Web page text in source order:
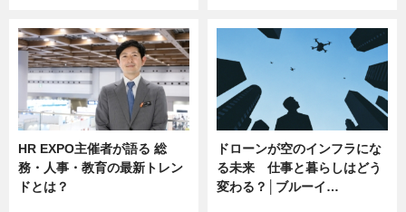
HR EXPO主催者が語る 総
務・人事・教育の最新トレン
ドとは？
ドローンが空のインフラにな
る未来 仕事と暮らしはどう
変わる？│ブルーイ…